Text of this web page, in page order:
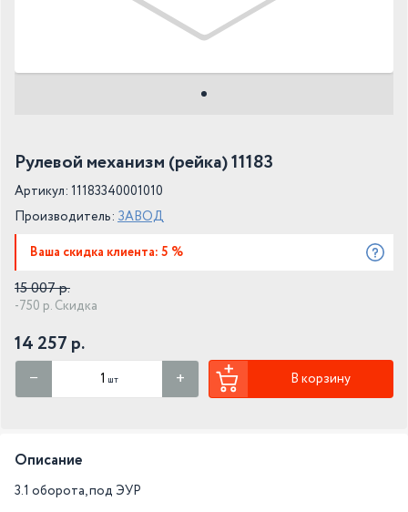
Рулевой механизм (рейка) 11183
Артикул: 11183340001010
Производитель: ЗАВОД
Ваша скидка клиента: 5 %
15 007 р.
-750 р. Скидка
14 257 р.
шт В корзину
Описание
3.1 оборота, под ЭУР